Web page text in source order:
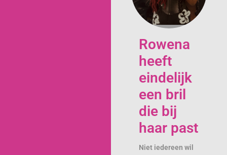
Rowena
heeft
eindelijk
een bril
die bij
haar past
Niet iedereen wil